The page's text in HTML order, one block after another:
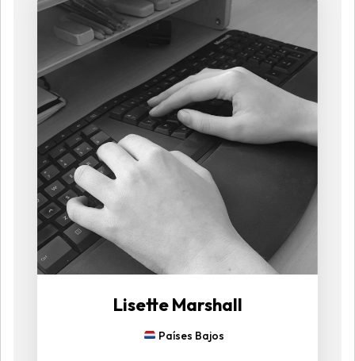
Lisette Marshall
Países Bajos